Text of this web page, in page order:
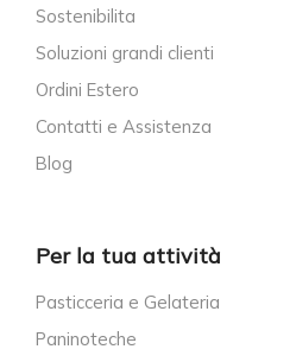
Sostenibilita
Soluzioni grandi clienti
Ordini Estero
Contatti e Assistenza
Blog
Per la tua attività
Pasticceria e Gelateria
Paninoteche